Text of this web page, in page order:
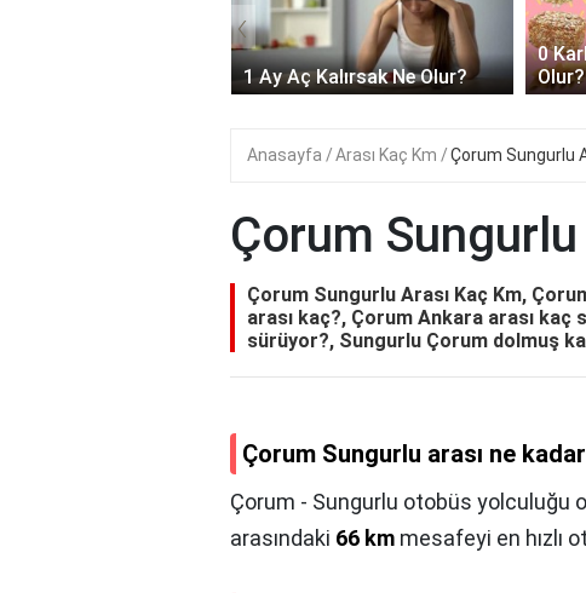
1 Ay Aç Kalırsak Ne Olur?
0
Olur?
‹
Anasayfa Arası Kaç Km Çorum Sungurlu
Çorum
Çorum Sungurlu Arası Kaç Km,
arası kaç?, Çorum Ankara arası
sürüyor?, Sungurlu Çorum dolmuş
Çorum Sungurlu arası ne
Çorum - Sungurlu otobüs yolculuğu
arasındaki 66 km mesafeyi en hızlı